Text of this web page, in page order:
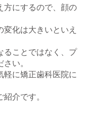
方にするので、顔の
化は大きいといえ
ることではなく、プ
い。
軽に矯正歯科医院に
介です。